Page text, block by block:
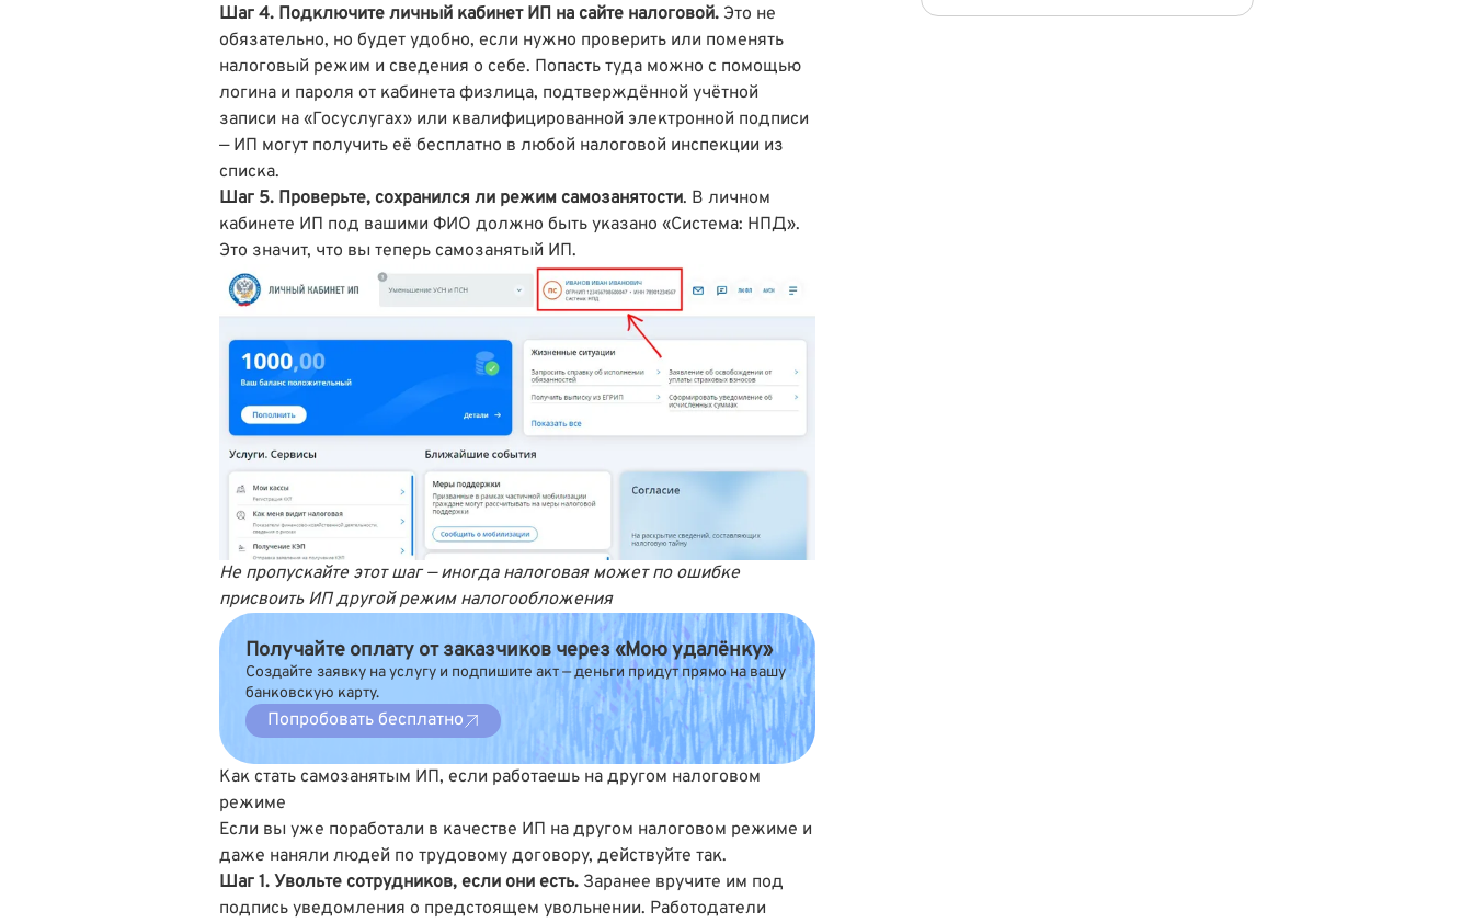
Шаг 4. Подключите личный кабинет ИП на сайте налоговой. Это не
обязательно, но будет удобно, если нужно проверить или поменять
налоговый режим и сведения о себе. Попасть туда можно с помощью
логина и пароля от кабинета физлица, подтверждённой учётной
записи на «Госуслугах» или квалифицированной электронной подписи
— ИП могут получить её бесплатно в любой налоговой инспекции из
списка.
Шаг 5. Проверьте, сохранился ли режим самозанятости. В личном
кабинете ИП под вашими ФИО должно быть указано «Система: НПД».
Это значит, что вы теперь самозанятый ИП.
Не пропускайте этот шаг — иногда налоговая может по ошибке
присвоить ИП другой режим налогообложения
Получайте оплату от заказчиков через «Мою удалёнку»
Создайте заявку на услугу и подпишите акт — деньги придут прямо на вашу
банковскую карту.
Попробовать бесплатно
Как стать самозанятым ИП, если работаешь на другом налоговом
режиме
Если вы уже поработали в качестве ИП на другом налоговом режиме и
даже наняли людей по трудовому договору, действуйте так.
Шаг 1. Увольте сотрудников, если они есть. Заранее вручите им под
подпись уведомления о предстоящем увольнении. Работодатели